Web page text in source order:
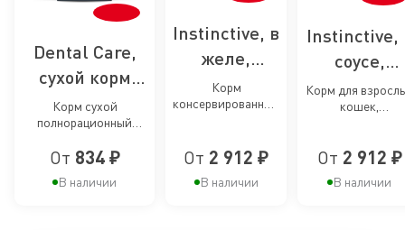
Dental Care,
сухой корм
для кошек
для
профилактики
образования
Корм сухой
полнорационный
для взрослых кошек
От 834 ₽
В наличии
Instinctive, в
желе,
влажный
корм для
Корм
консервированный
От 2 912 ₽
В наличии
Instinctive,
соусе,
влажный
корм для
Корм для
кошек,
От 2 912 ₽
В наличии